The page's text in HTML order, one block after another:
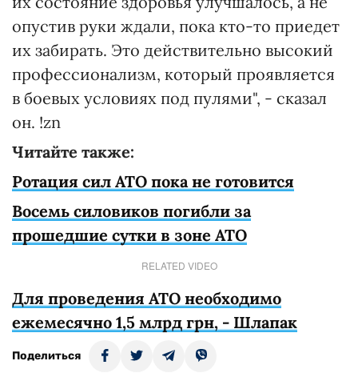
опустив руки ждали, пока кто-то приедет
их забирать. Это действительно высокий
профессионализм, который проявляется
в боевых условиях под пулями", - сказал
он. !zn
Читайте также:
Ротация сил АТО пока не готовится
Восемь силовиков погибли за
прошедшие сутки в зоне АТО
RELATED VIDEO
Для проведения АТО необходимо
ежемесячно 1,5 млрд грн, - Шлапак
Поделиться